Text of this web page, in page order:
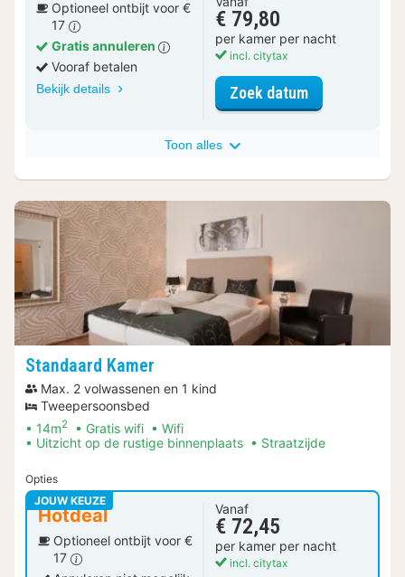
Optioneel ontbijt voor €
17
Gratis annuleren
Vooraf betalen
Bekijk details
€ 79,80
per kamer per nacht
incl. citytax
Zoek datumvoor Superior
Toon alles
Standaard Kamer
Max. 2 volwassenen en 1 kind
Tweepersoonsbed
14m2 Gratis wifi
Wifi
Uitzicht op de rustige binnenplaats
Straatzijde
Opties
JOUW KEUZE
Hotdeal
Optioneel ontbijt voor €
17
Vanaf
€ 72,45
per kamer per nacht
incl. citytax